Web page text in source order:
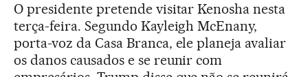
O presidente pretende visitar Kenosha nesta
terça-feira. Segundo Kayleigh McEnany,
porta-voz da Casa Branca, ele planeja avaliar
os danos causados e se reunir com